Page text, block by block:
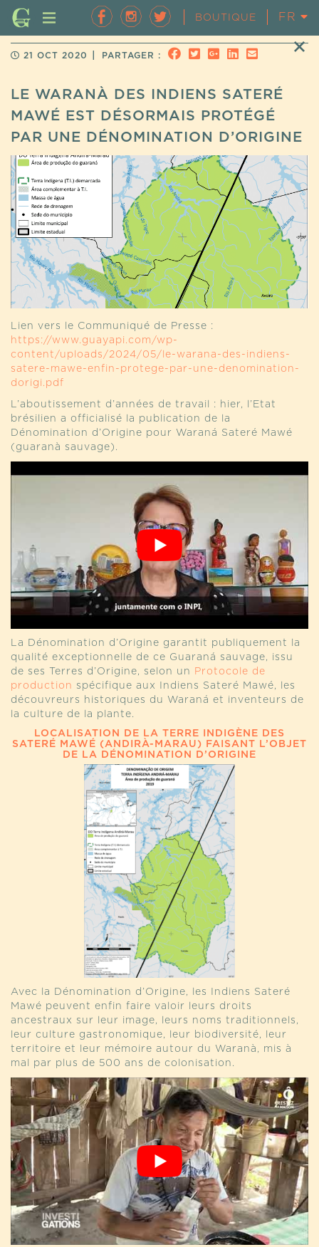
BOUTIQUE FR
EN
21 OCT 2020 PARTAGER :
LE WARANÀ DES INDIENS SATERÉ
MAWÉ EST DÉSORMAIS PROTÉGÉ
PAR UNE DÉNOMINATION D’ORIGINE
Lien vers le Communiqué de Presse :
https://www.guayapi.com/wp-
content/uploads/2024/05/le-warana-des-indiens-
satere-mawe-enfin-protege-par-une-denomination-
dorigi.pdf
L’aboutissement d’années de travail : hier, l’Etat
brésilien a officialisé la publication de la
Dénomination d’Origine pour Waraná Sateré Mawé
(guaranà sauvage).
La Dénomination d’Origine garantit publiquement la
qualité exceptionnelle de ce Guaraná sauvage, issu
de ses Terres d’Origine, selon un
Protocole de
production spécifique aux Indiens Sateré Mawé, les
découvreurs historiques du Waraná et inventeurs de
la culture de la plante.
LOCALISATION DE LA TERRE INDIGÈNE DES
SATERÉ MAWÉ (ANDIRÀ-MARAU) FAISANT L’OBJET
DE LA DÉNOMINATION D’ORIGINE
Avec la Dénomination d’Origine, les Indiens Sateré
Mawé peuvent enfin faire valoir leurs droits
ancestraux sur leur image, leurs noms traditionnels,
leur culture gastronomique, leur biodiversité, leur
territoire et leur mémoire autour du Waranà, mis à
mal par plus de 500 ans de colonisation.